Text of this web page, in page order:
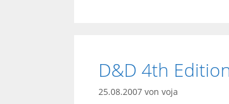
D&D 4th
25.08.2007 von voja